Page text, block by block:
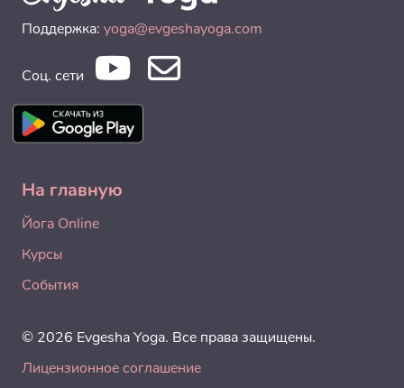
Поддержка: yoga@evgeshayoga.com
Соц. сети
На главную
Йога Online
Курсы
События
© 2026 Evgesha Yoga. Все права защищены.
Лицензионное соглашение